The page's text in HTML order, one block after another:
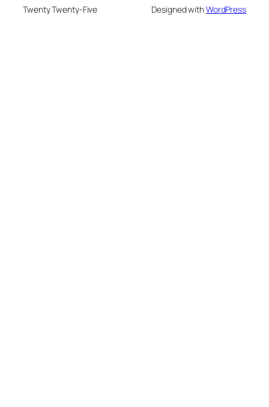
Twenty Twenty-Five Designed withWordPress